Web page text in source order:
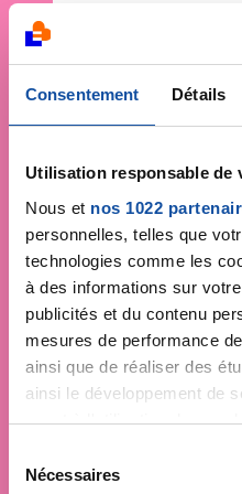
Consentement Détails
Utilisation responsable de
Nous et nos 1022
personnelles, telles que
technologies comme les
à des informations sur
publicités et du contenu
mesures de performance
ainsi que de réaliser des
ainsi le développement de
quant à l'utilisation de vos
tout moment en consultant
Nécessaires